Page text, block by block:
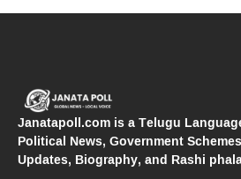
Janatapoll.com is a Telugu
Political News, Government
Updates, Biography, and Rashi